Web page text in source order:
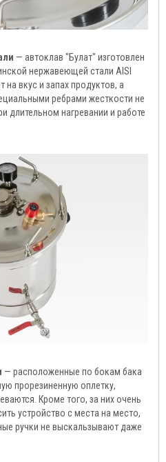
— автоклав "Булат" изготовлен
нержавеющей стали AISI
на вкус и запах продуктов, а
ребрами жесткости не
длительном нагревании и работе
— расположенные по бокам бака
прорезиненную оплетку,
Кроме того, за них очень
устройство с места на место,
ручки не выскальзывают даже